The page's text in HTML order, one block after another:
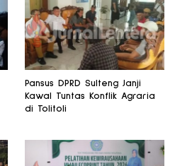
Pansus DPRD Sulteng Janji
Kawal Tuntas Konflik Agraria
di Tolitoli